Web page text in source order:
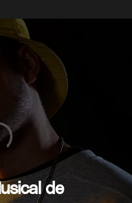
de